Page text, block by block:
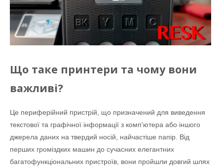
Що таке принтери та чому вони
важливі?
Це периферійний пристрій, що призначений для виведення
текстової та графічної інформації з комп'ютера або іншого
джерела даних на твердий носій, найчастіше папір. Від
перших громіздких машин до сучасних елегантних
багатофункціональних пристроїв, вони пройшли довгий шлях